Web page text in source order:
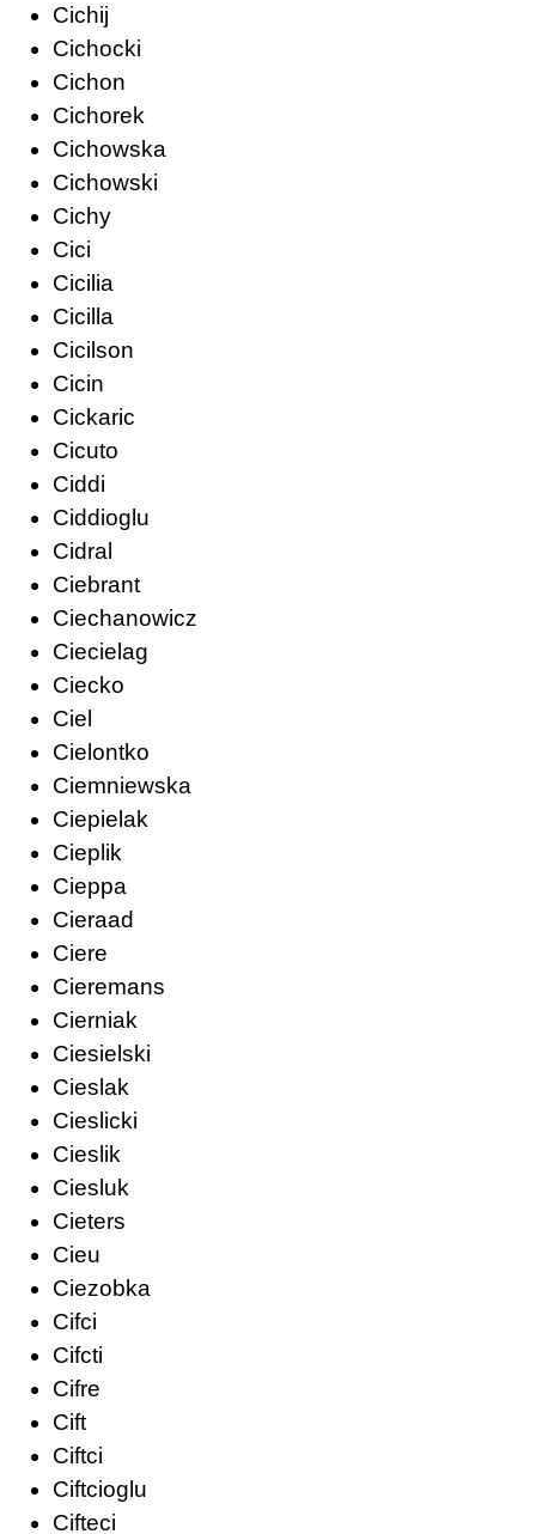
Cichij
Cichocki
Cichon
Cichorek
Cichowska
Cichowski
Cichy
Cici
Cicilia
Cicilla
Cicilson
Cicin
Cickaric
Cicuto
Ciddi
Ciddioglu
Cidral
Ciebrant
Ciechanowicz
Ciecielag
Ciecko
Ciel
Cielontko
Ciemniewska
Ciepielak
Cieplik
Cieppa
Cieraad
Ciere
Cieremans
Cierniak
Ciesielski
Cieslak
Cieslicki
Cieslik
Ciesluk
Cieters
Cieu
Ciezobka
Cifci
Cifcti
Cifre
Cift
Ciftci
Ciftcioglu
Cifteci